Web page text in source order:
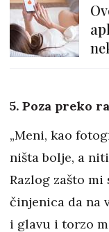
5. Poza preko
„Meni, kao
ništa bolje, a
Razlog zašto
činjenica da na
i glavu i torzo